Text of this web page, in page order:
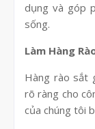
dụng và góp
sống.
Làm Hàng
Hàng rào sắt
rõ ràng cho
của chúng tôi